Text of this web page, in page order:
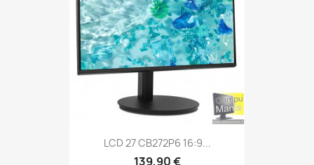
LCD 27 CB272P6 16:9...
139,90 €